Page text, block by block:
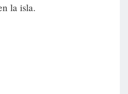
la isla.